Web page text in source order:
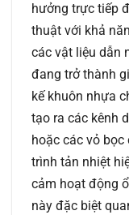
hưởng trực tiếp
thuật với khả
các vật liệu dẫn
đang trở thành
kế khuôn nhựa
tạo ra các kênh
hoặc các vỏ
trình tản nhiệt
cảm hoạt động
này đặc biệt